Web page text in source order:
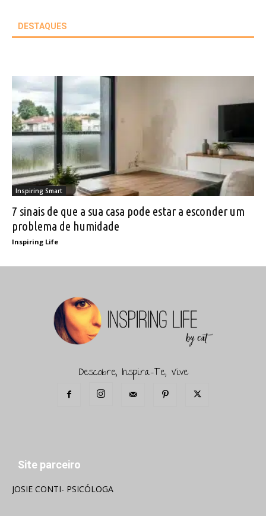
DESTAQUES
Inspiring Smart
7 sinais de que a sua casa pode estar a esconder um
problema de humidade
Inspiring Life
Descobre, Inspira-Te, Vive
Site parceiro
JOSIE CONTI- PSICÓLOGA